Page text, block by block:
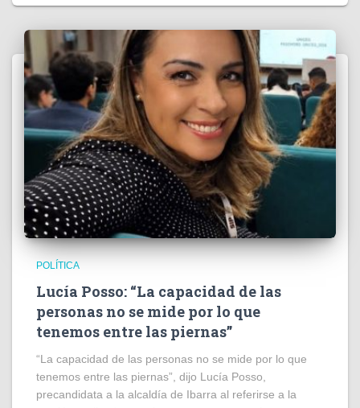
POLÍTICA
Lucía Posso: “La capacidad de las
personas no se mide por lo que
tenemos entre las piernas”
“La capacidad de las personas no se mide por lo que
tenemos entre las piernas”, dijo Lucía Posso,
precandidata a la alcaldía de Ibarra al referirse a la